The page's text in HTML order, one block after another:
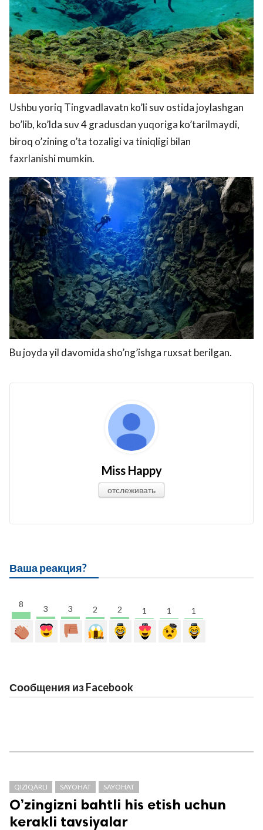
Ushbu yoriq Tingvadlavatn ko’li suv ostida joylashgan
bo’lib, ko’lda suv 4 gradusdan yuqoriga ko’tarilmaydi,
biroq o’zining o’ta tozaligi va tiniqligi bilan
faxrlanishi mumkin.
Bu joyda yil davomida sho’ng’ishga ruxsat berilgan.
Miss Happy
отслеживать
Ваша реакция?
8 3 3 2 2 1 1 1
Сообщения из Facebook
QIZIQARLI SAYOHAT SAYOHAT
O’zingizni bahtli his etish uchun
kerakli tavsiyalar